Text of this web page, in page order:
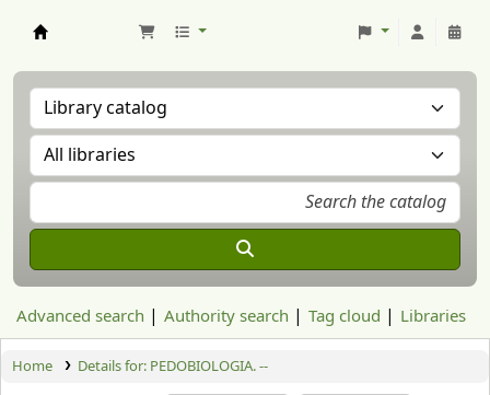
Advanced search Authority search Tag cloud Libraries
Home Details for: PEDOBIOLOGIA. --